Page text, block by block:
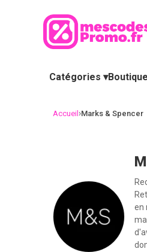
Catégories ▾
Accueil ›Marks & Spencer
en